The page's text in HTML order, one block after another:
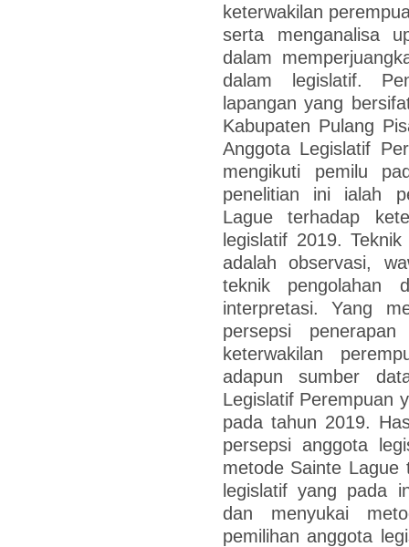
keterwakilan
serta menganalisa
dalam
dalam legislatif.
lapangan yang
Kabupaten Pulang
Anggota Legislatif
mengikuti pemilu
penelitian ini ialah
Lague terhadap
legislatif 2019.
adalah observasi,
teknik pengolahan
interpretasi. Yang
persepsi
keterwakilan
adapun sumber
Legislatif Perempuan
pada tahun 2019.
persepsi anggota
metode Sainte Lague
legislatif yang pada
dan menyukai
pemilihan anggota